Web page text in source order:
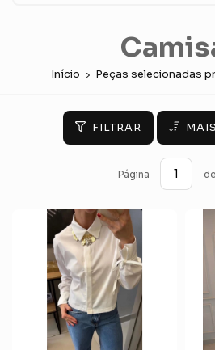
Início Peças selecionadas
FILTRAR
Página